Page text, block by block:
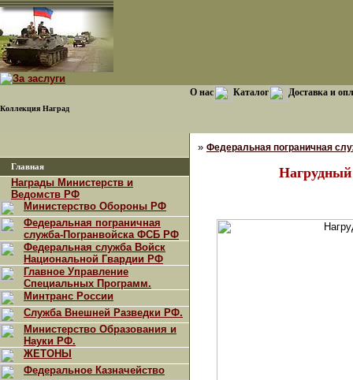
Коллекция Наград
О нас Каталог Доставка и
Главная
Награды Министерств и
Ведомств РФ
Министерство Обороны РФ
Федеральная пограничная
служба-Погранвойска ФСБ РФ
Федеральная служба Войск
Национальной Гвардии РФ
Главное Управление
Специальных Программ.
Минтранс России
Служба Внешней Разведки РФ.
Министерство Образования и
Науки РФ.
ЖЕТОНЫ
Федеральное Казначейство
» Федеральная пограничная